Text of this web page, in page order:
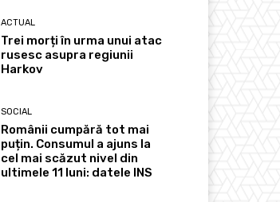
ACTUAL
Trei morți în urma unui atac
rusesc asupra regiunii
Harkov
SOCIAL
Românii cumpără tot mai
puțin. Consumul a ajuns la
cel mai scăzut nivel din
ultimele 11 luni: datele INS